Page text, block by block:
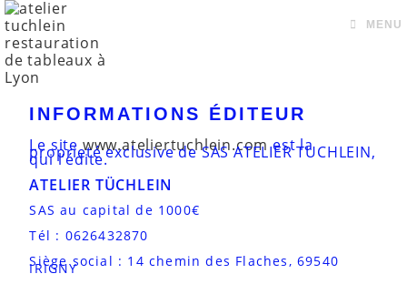
MENU
INFORMATIONS ÉDITEUR
Le sitewww.ateliertuchlein.comest la
proprieté exclusive de SAS ATELIER TUCHLEIN,
qui l’édite.
ATELIER TÜCHLEIN
SAS au capital de 1000€
Tél : 0626432870
Siège social : 14 chemin des Flaches, 69540
IRIGNY